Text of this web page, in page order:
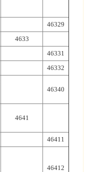
46329
4633
46331
46332
46340
4641
46411
46412